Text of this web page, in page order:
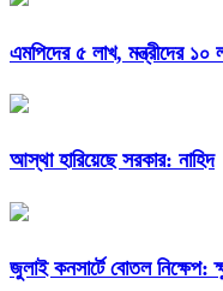
এমপিদের ৫ লাখ, মন্ত্রীদের
আস্থা হারিয়েছে সরকার: নাহিদ
জুলাই কনসার্টে বোতল নিক্ষেপ: